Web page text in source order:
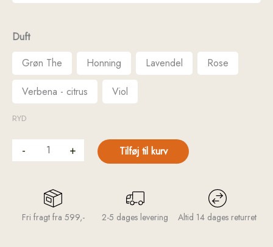
Duft
Grøn The
Honning Lavendel Rose
Verbena - citrus Viol
RYD
- + Tilføj til kurv
Fri fragt fra 599,- 2-5 dages levering Altid 14 dages returret